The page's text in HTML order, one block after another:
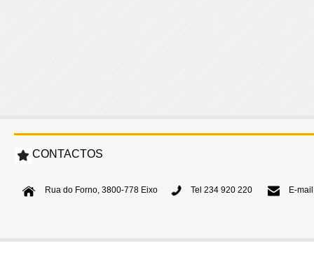
CONTACTOS
Rua do Forno, 3800-778 Eixo Tel 234 920 220 E-